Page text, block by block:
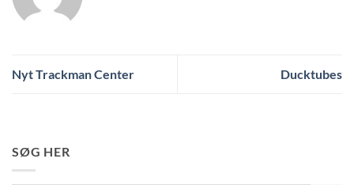
Nyt Trackman Center Ducktubes
SØG HER